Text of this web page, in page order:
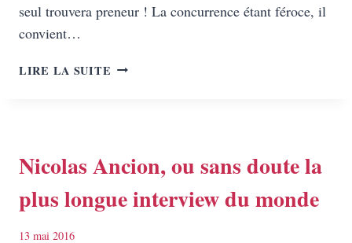
seul trouvera preneur ! La concurrence étant féroce, il
convient…
LIRE LA SUITE 10
ÊTRE
ÉDITÉ…
Nicolas Ancion, ou sans doute la
plus longue interview du monde
13 mai 2016